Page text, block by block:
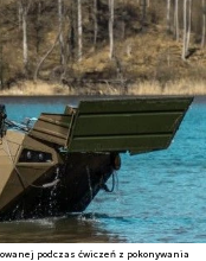
podczas ćwiczeń z pokonywania